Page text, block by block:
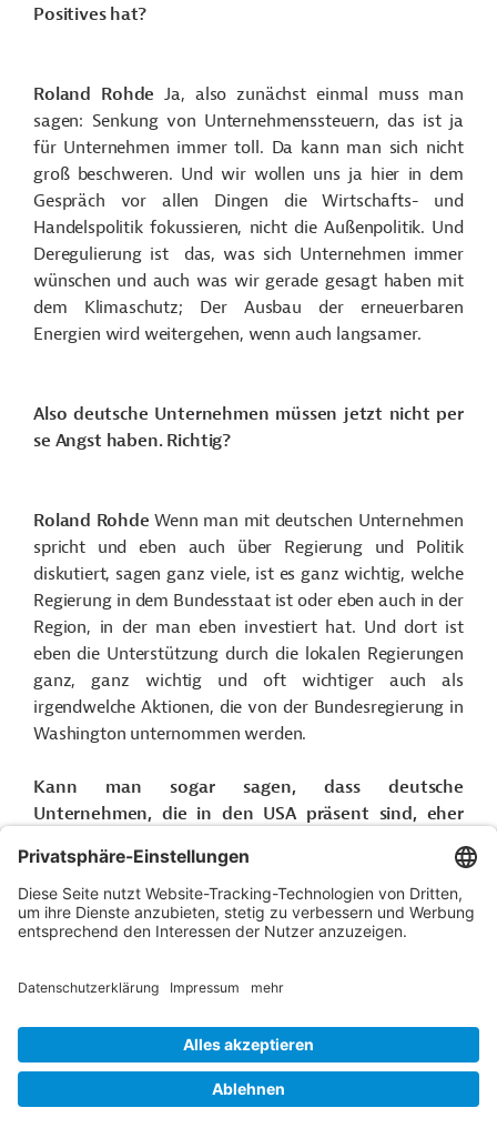
Positives hat?
Roland RohdeJa, also zunächst einmal muss man
sagen: Senkung von Unternehmenssteuern, das ist ja
für Unternehmen immer toll. Da kann man sich nicht
groß beschweren. Und wir wollen uns ja hier in dem
Gespräch vor allen Dingen die Wirtschafts- und
Handelspolitik fokussieren, nicht die Außenpolitik. Und
Deregulierung ist das, was sich Unternehmen immer
wünschen und auch was wir gerade gesagt haben mit
dem Klimaschutz; Der Ausbau der erneuerbaren
Energien wird weitergehen, wenn auch langsamer.
Also deutsche Unternehmen müssen jetzt nicht per
se Angst haben. Richtig?
Roland RohdeWenn man mit deutschen Unternehmen
spricht und eben auch über Regierung und Politik
diskutiert, sagen ganz viele, ist es ganz wichtig, welche
Regierung in dem Bundesstaat ist oder eben auch in der
Region, in der man eben investiert hat. Und dort ist
eben die Unterstützung durch die lokalen Regierungen
ganz, ganz wichtig und oft wichtiger auch als
irgendwelche Aktionen, die von der Bundesregierung in
Washington unternommen werden.
Kann man sogar sagen, dass deutsche
Unternehmen, die in den USA präsent sind, eher
profitieren werden? Also bringt der Standort USA
wirklich Vorteile?
Roland Rohde
Ja, also, da muss man sich erst mal
den USA? Der wichtigste Grund ist oft: Das ist ein
großer Markt, das ist ein stark wachsender Markt. Wir
wollen nah am Kunden sein. Wir wollen unsere
Produkte, unser Dienstleistung rasch an die
Kundenwünsche anpassen können. Und deswegen sind